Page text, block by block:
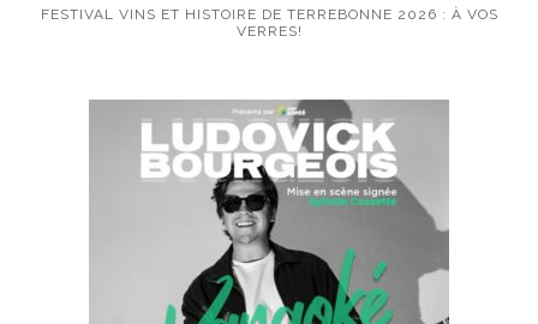
FESTIVAL VINS ET HISTOIRE DE TERREBONNE 2026 : À VOS
VERRES!